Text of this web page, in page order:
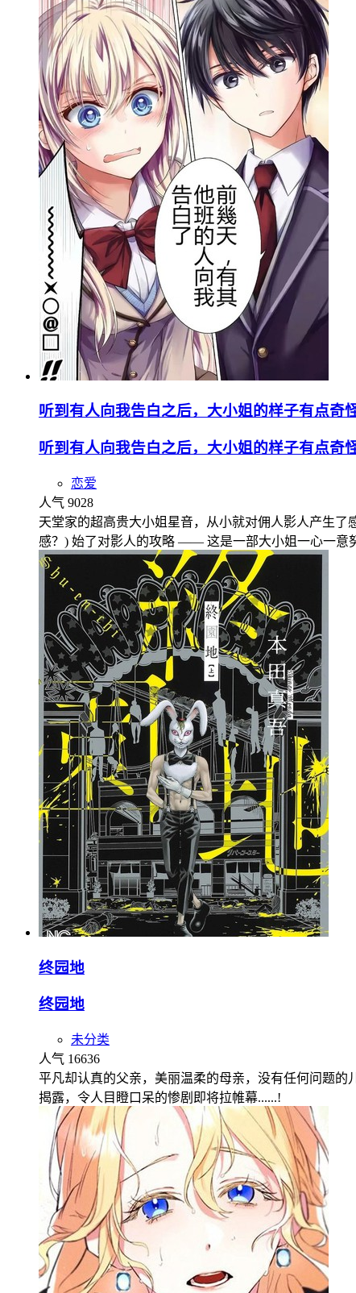
听到有人向我告白之后，大小姐的样子有点奇
听到有人向我告白之后，大小姐的样子有点奇
恋爱
人气 9028
天堂家的超高贵大小姐星音，从小就对佣人影人产生
感？) 始了对影人的攻略 —— 这是一部大小姐一心一意
终园地
终园地
未分类
人气 16636
平凡却认真的父亲，美丽温柔的母亲，没有任何问题的
揭露，令人目瞪口呆的惨剧即将拉帷幕......!